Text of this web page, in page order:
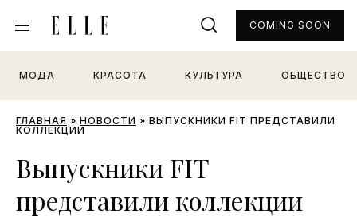
МОДА КРАСОТА КУЛЬТУРА ОБЩЕСТВО
COMING SOON
ГЛАВНАЯ » НОВОСТИ » ВЫПУСКНИКИ FIT ПРЕДСТАВИЛИ
КОЛЛЕКЦИИ
Выпускники FIT
представили коллекции